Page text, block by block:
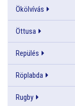
Ökölvívás
Öttusa
Repülés
Röplabda
Rugby